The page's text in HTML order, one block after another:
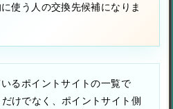
使う人の交換先候補になりま
るポイントサイトの一覧で
けでなく、ポイントサイト側